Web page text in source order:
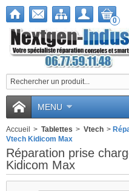
0
MENU
Accueil > Tablettes > Vtech >
Vtech Kidicom Max
Réparation prise
Kidicom Max